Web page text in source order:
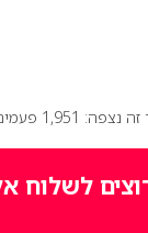
1,951 פעמים
לשלוח